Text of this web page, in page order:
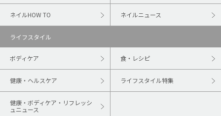
ネイルHOW TO ネイルニュース
ライフスタイル
ボディケア 食・レシピ
健康・ヘルスケア ライフスタイル特集
健康・ボディケア・リフレッシ
ュニュース